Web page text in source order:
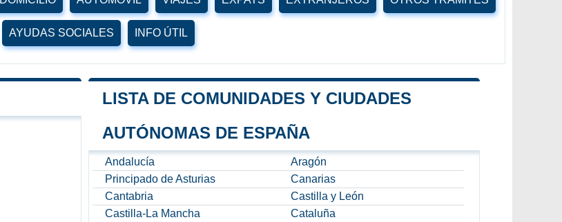
AYUDAS SOCIALES INFO ÚTIL
LISTA DE COMUNIDADES Y CIUDADES
AUTÓNOMAS DE ESPAÑA
Andalucía
Aragón
Principado de Asturias
Canarias
Cantabria
Castilla y León
Castilla-La Mancha
Cataluña